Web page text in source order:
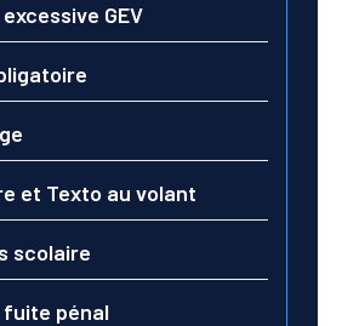
GEV
et Texto au volant
scolaire
fuite pénal